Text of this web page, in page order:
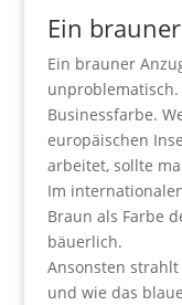
Ein
Ein brauner
Businessfarbe.
europäischen
arbeitet, sollte
Im
Braun als Farbe
bäuerlich.
Ansonsten
und wie das